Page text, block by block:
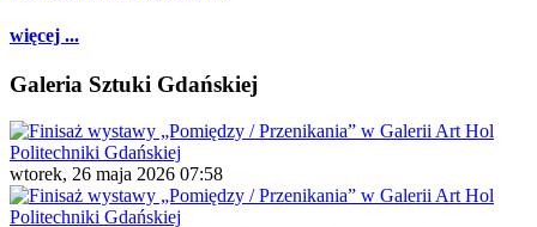
więcej ...
Galeria Sztuki Gdańskiej
wtorek, 26 maja 2026 07:58